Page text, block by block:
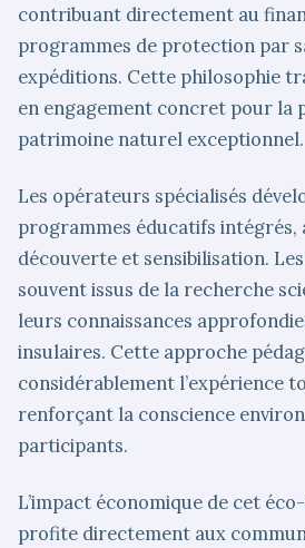
contribuant directement au
programmes de protection par
expéditions. Cette philosophie
en engagement concret pour la
patrimoine naturel exceptionnel.
Les opérateurs spécialisés
programmes éducatifs intégrés,
découverte et sensibilisation.
souvent issus de la recherche
leurs connaissances
insulaires. Cette approche
considérablement l’expérience
renforçant la conscience
participants.
L’impact économique de cet
profite directement aux